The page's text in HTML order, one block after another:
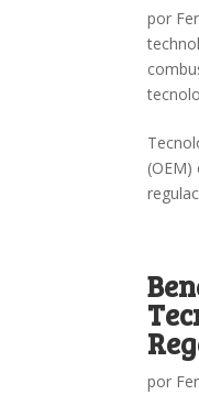
por
por